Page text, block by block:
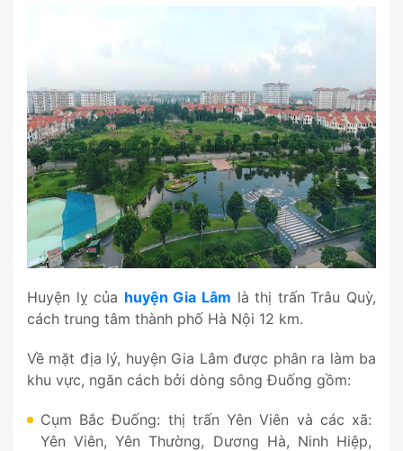
Huyện lỵ của huyện Gia Lâm là thị trấn Trâu Quỳ,
cách trung tâm thành phố Hà Nội 12 km.
Về mặt địa lý, huyện Gia Lâm được phân ra làm ba
khu vực, ngăn cách bởi dòng sông Đuống gồm:
Cụm Bắc Đuống: thị trấn Yên Viên và các xã:
Yên Viên, Yên Thường, Dương Hà, Ninh Hiệp,